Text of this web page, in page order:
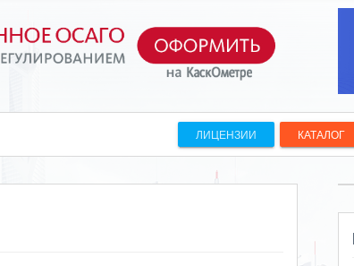
ЛИЦЕНЗИИ КАТАЛОГ